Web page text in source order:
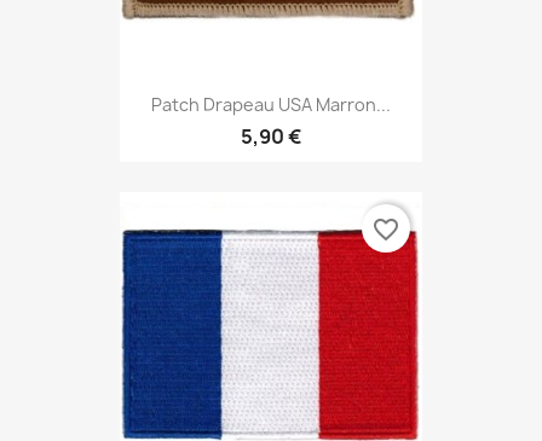
Patch Drapeau USA Marron...
5,90 €
favorite_border